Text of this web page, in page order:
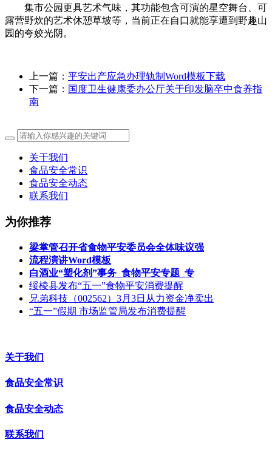
集市公园更具艺术气味，其功能包含可演的星空舞台、可
露营野炊的艺术休憩草坡等，当前正在自口就能享遭到野趣山
园的夸姣光阴。
上一篇： 平安出产应急办理轨制Word模板下载
下一篇： 国度卫生健康委办公厅关于印发脑卒中食养指
南
关于我们
食品安全常识
食品安全动态
联系我们
为你推荐
梁掌管召开省食物平安委员会全体味议强
流程演讲Word模板
白酒业“塑化剂”事务_食物平安专题_专
绥棱县发布“五一”食物平安消费提醒
兄弟科技（002562）3月3日从力资金净卖出
“五一”假期 市场监管局发布消费提醒
关于我们
食品安全常识
食品安全动态
联系我们